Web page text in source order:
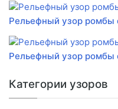
Рельефный узор ромбы
Рельефный узор ромбы
Категории узоров